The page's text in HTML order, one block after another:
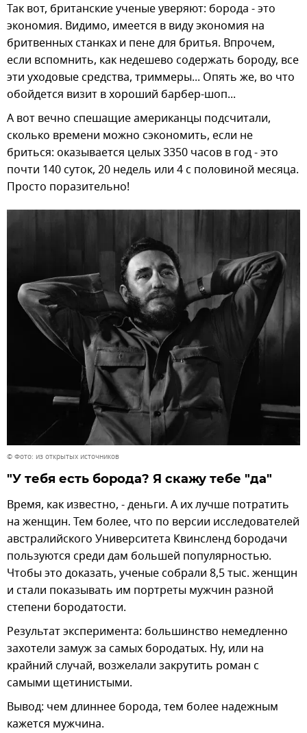
Так вот, британские ученые уверяют: борода - это
экономия. Видимо, имеется в виду экономия на
бритвенных станках и пене для бритья. Впрочем,
если вспомнить, как недешево содержать бороду, все
эти уходовые средства, триммеры... Опять же, во что
обойдется визит в хороший барбер-шоп...
А вот вечно спешащие американцы подсчитали,
сколько времени можно сэкономить, если не
бриться: оказывается целых 3350 часов в год - это
почти 140 суток, 20 недель или 4 с половиной месяца.
Просто поразительно!
© Фото: из открытых источников
"У тебя есть борода? Я скажу тебе "да"
Время, как известно, - деньги. А их лучше потратить
на женщин. Тем более, что по версии исследователей
австралийского Университета Квинсленд бородачи
пользуются среди дам большей популярностью.
Чтобы это доказать, ученые собрали 8,5 тыс. женщин
и стали показывать им портреты мужчин разной
степени бородатости.
Результат эксперимента: большинство немедленно
захотели замуж за самых бородатых. Ну, или на
крайний случай, возжелали закрутить роман с
самыми щетинистыми.
Вывод: чем длиннее борода, тем более надежным
кажется мужчина.